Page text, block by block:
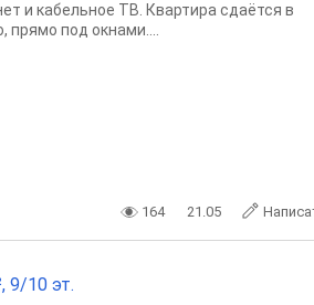
и кабельное ТВ. Квартира сдаётся в
под окнами....
164 21.05
9/10 эт.